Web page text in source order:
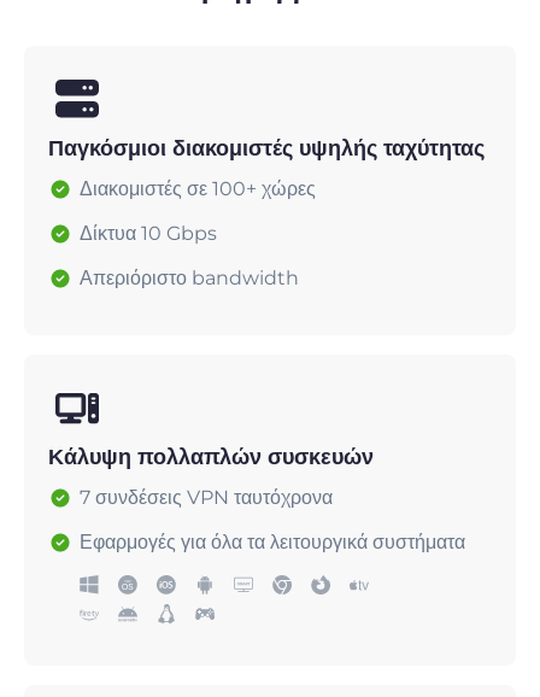
Παγκόσμιοι διακομιστές υψηλής ταχύτητας
Διακομιστές σε 100+ χώρες
Δίκτυα 10 Gbps
Απεριόριστο bandwidth
Κάλυψη πολλαπλών συσκευών
7 συνδέσεις VPN ταυτόχρονα
Εφαρμογές για όλα τα λειτουργικά συστήματα